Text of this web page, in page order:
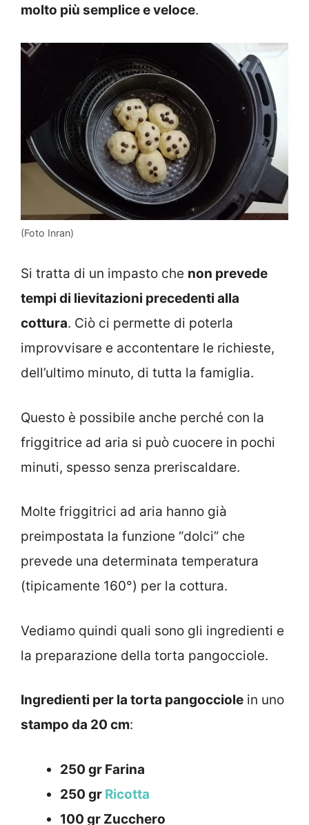
molto più semplice e veloce.
(Foto Inran)
Si tratta di un impasto che non prevede
tempi di lievitazioni precedenti alla
cottura. Ciò ci permette di poterla
improvvisare e accontentare le richieste,
dell’ultimo minuto, di tutta la famiglia.
Questo è possibile anche perché con la
friggitrice ad aria si può cuocere in pochi
minuti, spesso senza preriscaldare.
Molte friggitrici ad aria hanno già
preimpostata la funzione “dolci” che
prevede una determinata temperatura
(tipicamente 160°) per la cottura.
Vediamo quindi quali sono gli ingredienti e
la preparazione della torta pangocciole.
Ingredienti per la torta pangocciole in uno
stampo da 20 cm:
250 gr Farina
250 gr Ricotta
100 gr Zucchero